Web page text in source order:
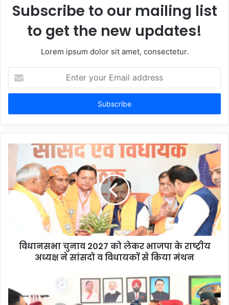
Subscribe to our mailing list
to get the new updates!
Lorem ipsum dolor sit amet, consectetur.
your
Email
विधानसभा चुनाव 2027 को लेकर भाजपा के राष्ट्रीय
अध्यक्ष ने सांसदो व विधायकों से किया मंथन